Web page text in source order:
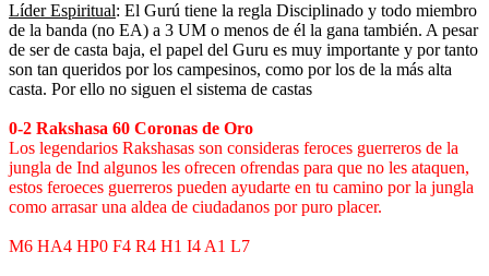
Líder Espiritual: El Gurú tiene la regla Disciplinado y todo miembro
de la banda (no EA) a 3 UM o menos de él la gana también. A pesar
de ser de casta baja, el papel del Guru es muy importante y por tanto
son tan queridos por los campesinos, como por los de la más alta
casta. Por ello no siguen el sistema de castas
0-2 Rakshasa 60 Coronas de Oro
Los legendarios Rakshasas son consideras feroces guerreros de la
jungla de Ind algunos les ofrecen ofrendas para que no les ataquen,
estos feroeces guerreros pueden ayudarte en tu camino por la jungla
como arrasar una aldea de ciudadanos por puro placer.
M6 HA4 HP0 F4 R4 H1 I4 A1 L7